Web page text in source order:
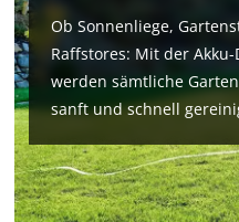
Ob Sonnenliege,
Raffstores: Mit der
werden sämtliche
sanft und schnell